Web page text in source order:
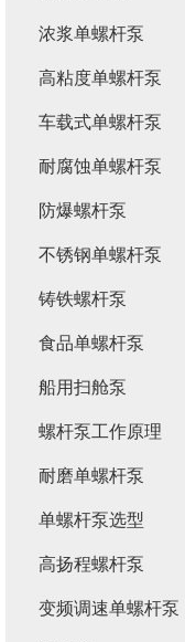
浓浆单螺杆泵
高粘度单螺杆泵
车载式单螺杆泵
耐腐蚀单螺杆泵
防爆螺杆泵
不锈钢单螺杆泵
铸铁螺杆泵
食品单螺杆泵
船用扫舱泵
螺杆泵工作原理
耐磨单螺杆泵
单螺杆泵选型
高扬程螺杆泵
变频调速单螺杆泵